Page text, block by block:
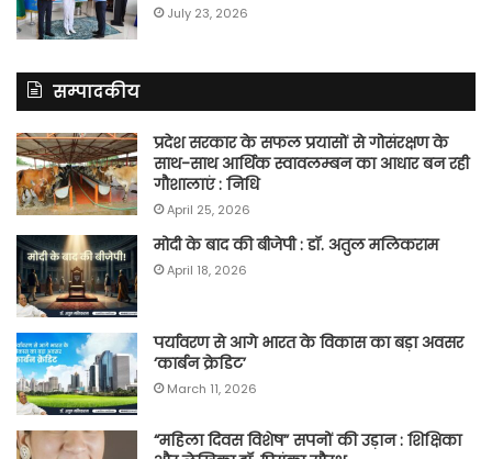
July 23, 2026
सम्पादकीय
प्रदेश सरकार के सफल प्रयासों से गोसंरक्षण के
साथ-साथ आर्थिक स्वावलम्बन का आधार बन रही
गौशालाएं : निधि
April 25, 2026
मोदी के बाद की बीजेपी : डॉ. अतुल मलिकराम
April 18, 2026
पर्यावरण से आगे भारत के विकास का बड़ा अवसर
‘कार्बन क्रेडिट’
March 11, 2026
“महिला दिवस विशेष” सपनों की उड़ान : शिक्षिका